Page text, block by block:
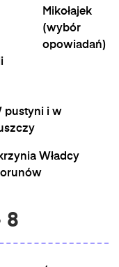
Mikołajek
(wybór
opowiadań)
pustyni i w
Władcy
8